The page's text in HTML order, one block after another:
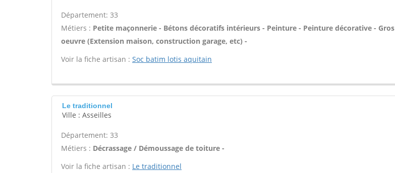
Département: 33
Métiers : Petite maçonnerie - Bétons décoratifs intérieurs - Peinture - Peinture décorative - Gros
oeuvre (Extension maison, construction garage, etc) -
Voir la fiche artisan : Soc batim lotis aquitain
Le traditionnel
Ville : Asseilles
Département: 33
Métiers : Décrassage / Démoussage de toiture -
Voir la fiche artisan : Le traditionnel